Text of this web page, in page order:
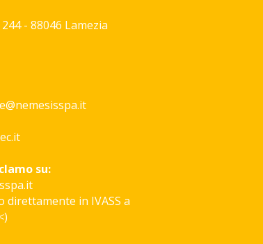
- 88046 Lamezia
su:
in IVASS a